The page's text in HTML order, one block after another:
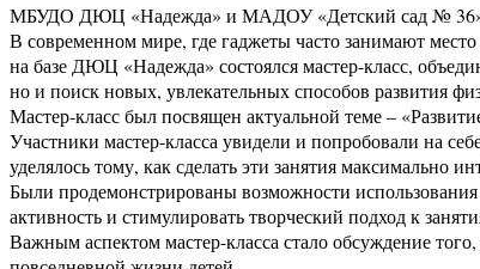
МБУДО ДЮЦ «Надежда» и МАДОУ «Детский сад № 36»
В современном мире, где гаджеты часто занимают
на базе ДЮЦ «Надежда» состоялся мастер-класс,
но и поиск новых, увлекательных способов развития
Мастер-класс был посвящен актуальной теме –
Участники мастер-класса увидели и попробовали на
уделялось тому, как сделать эти занятия
Были продемонстрированы возможности использования
активность и стимулировать творческий подход к
Важным аспектом мастер-класса стало обсуждение